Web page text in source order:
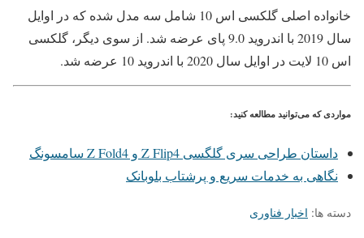
خانواده اصلی گلکسی اس 10 شامل سه مدل شده که در اوایل
سال 2019 با اندروید 9.0 پای عرضه شد. از سوی دیگر، گلکسی
اس 10 لایت در اوایل سال 2020 با اندروید 10 عرضه شد.
مواردی که می‌توانید مطالعه کنید:
داستان طراحی سری گلگسی Z Flip4 و Z Fold4 سامسونگ
نگاهی به خدمات سریع و پرشتاب بلوبانک
دسته ها: اخبار فناوری